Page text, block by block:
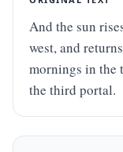
And the sun
west, and
mornings in the
the third portal.